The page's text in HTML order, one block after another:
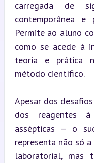
carregada de
contemporânea
Permite ao aluno
como se acede à
teoria e prática
método científico.
Apesar dos
dos reagentes à
assépticas – o
representa não só
laboratorial, mas